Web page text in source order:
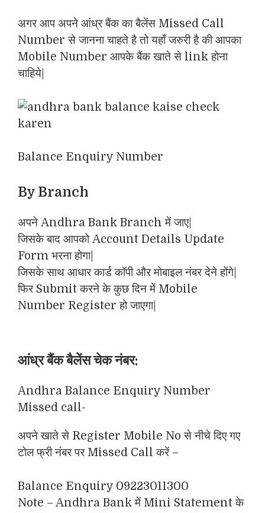
अगर आप अपने आंध्र बैंक का बैलेंस Missed Call
Number से जानना चाहते है तो यहाँ जरुरी है की आपका
Mobile Number आपके बैंक खाते से link होना
चाहिये|
Balance Enquiry Number
By Branch
अपने Andhra Bank Branch में जाए|
जिसके बाद आपको Account Details Update
Form भरना होगा|
जिसके साथ आधार कार्ड कॉपी और मोबाइल नंबर देने होंगे|
फिर Submit करने के कुछ दिन में Mobile
Number Register हो जाएगा|
आंध्र बैंक बैलेंस चेक नंबर:
Andhra Balance Enquiry Number
Missed call-
अपने खाते से Register Mobile No से नीचे दिए गए
टोल फ्री नंबर पर Missed Call करें –
Balance Enquiry 09223011300
Note – Andhra Bank में Mini Statement के